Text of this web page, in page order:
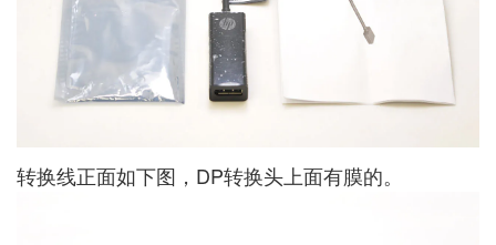
转换线正面如下图，DP转换头上面有膜的。